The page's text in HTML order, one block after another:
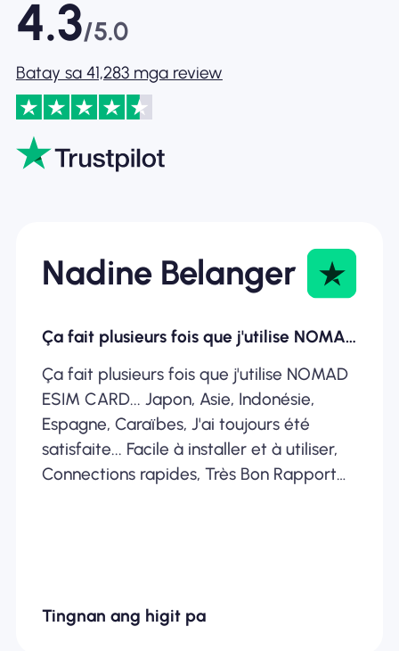
4.3/5.0
Batay sa 41,283 mga review
Nadine Belanger
Ça fait plusieurs fois que j'utilise NOMAD ESIM
Ça fait plusieurs fois que j'utilise NOMAD
ESIM CARD... Japon, Asie, Indonésie,
Espagne, Caraïbes, J'ai toujours été
satisfaite... Facile à installer et à utiliser,
Connections rapides, Très Bon Rapport
Tingnan ang higit pa